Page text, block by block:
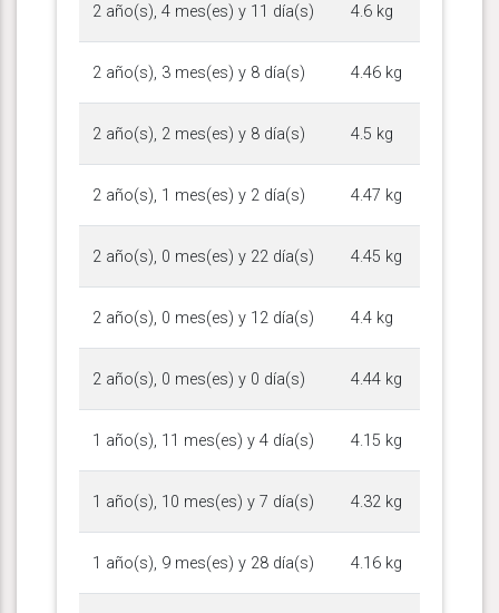
2 año(s), 4 mes(es) y 11 día(s) 4.6 kg
2 año(s), 3 mes(es) y 8 día(s) 4.46 kg
2 año(s), 2 mes(es) y 8 día(s) 4.5 kg
2 año(s), 1 mes(es) y 2 día(s) 4.47 kg
2 año(s), 0 mes(es) y 22 día(s) 4.45 kg
2 año(s), 0 mes(es) y 12 día(s) 4.4 kg
2 año(s), 0 mes(es) y 0 día(s) 4.44 kg
1 año(s), 11 mes(es) y 4 día(s) 4.15 kg
1 año(s), 10 mes(es) y 7 día(s) 4.32 kg
1 año(s), 9 mes(es) y 28 día(s) 4.16 kg